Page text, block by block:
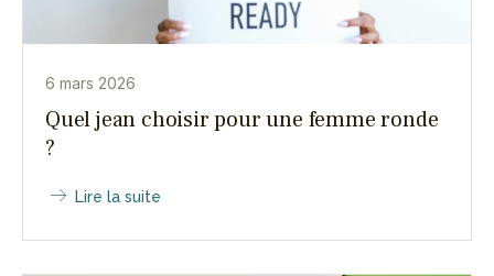
6 mars 2026
Quel jean choisir pour une femme ronde
?
Lire la suite